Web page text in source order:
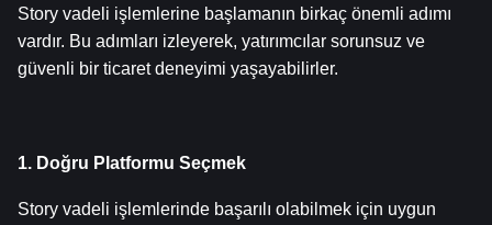
Story vadeli işlemlerine başlamanın birkaç önemli adımı
vardır. Bu adımları izleyerek, yatırımcılar sorunsuz ve
güvenli bir ticaret deneyimi yaşayabilirler.
1. Doğru Platformu Seçmek
Story vadeli işlemlerinde başarılı olabilmek için uygun